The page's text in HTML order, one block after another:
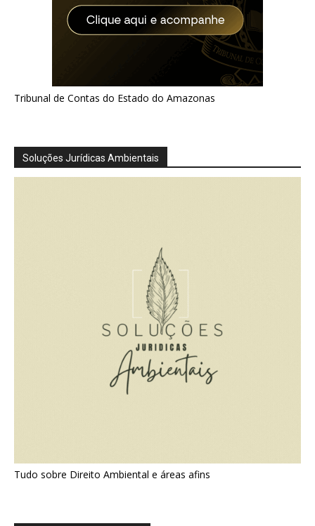
Tribunal de Contas do Estado do Amazonas
Soluções Jurídicas Ambientais
Tudo sobre Direito Ambiental e áreas afins